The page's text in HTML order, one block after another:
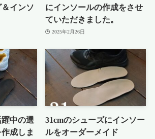
インソ
にインソールの作成をさせ
ていただきました。
2025年2月26日
中の選
成しま
31cmのシューズにインソー
ルをオーダーメイド